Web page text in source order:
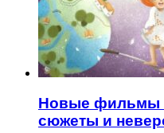
Новые фильмы
сюжеты и